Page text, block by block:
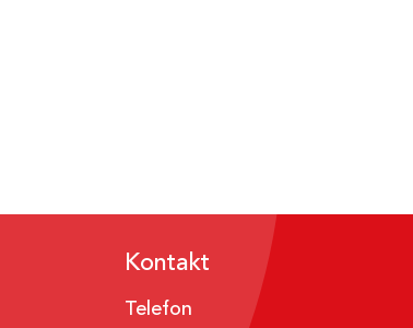
Kontakt
Telefon